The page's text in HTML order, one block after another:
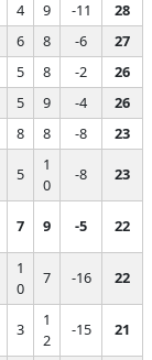
4 9 -11
28
6 8 -6
27
5 8 -2
26
5 9 -4
26
8 8 -8 23
5
1
0
-8 23
7 9 -5 22
1
0
7 -16 22
3
1
2
-15 21